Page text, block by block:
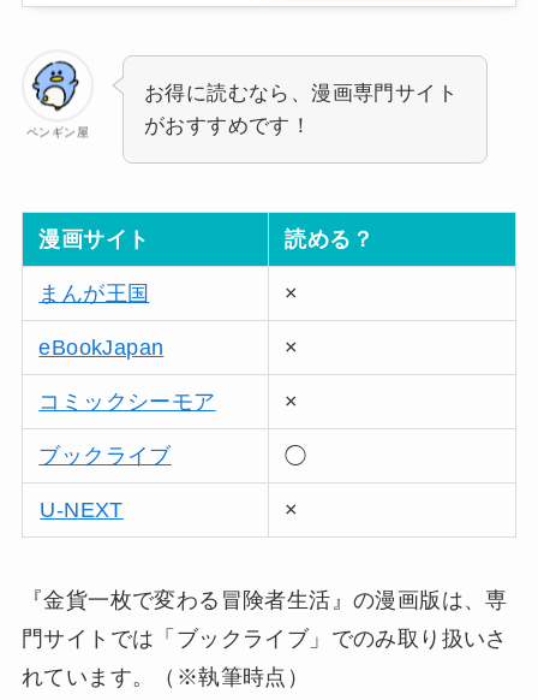
ペンギン屋
お得に読むなら、漫画専門サイト
がおすすめです！
漫画サイト 読める？
まんが王国 ×
eBookJapan ×
コミックシーモア ×
ブックライブ ◯
U-NEXT ×
『金貨一枚で変わる冒険者生活』の漫画版は、専
門サイトでは「ブックライブ」でのみ取り扱いさ
れています。（※執筆時点）